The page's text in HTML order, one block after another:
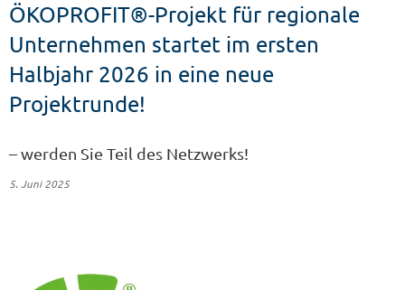
ÖKOPROFIT®-Projekt für regionale
Unternehmen startet im ersten
Halbjahr 2026 in eine neue
Projektrunde!
– werden Sie Teil des Netzwerks!
5. Juni 2025